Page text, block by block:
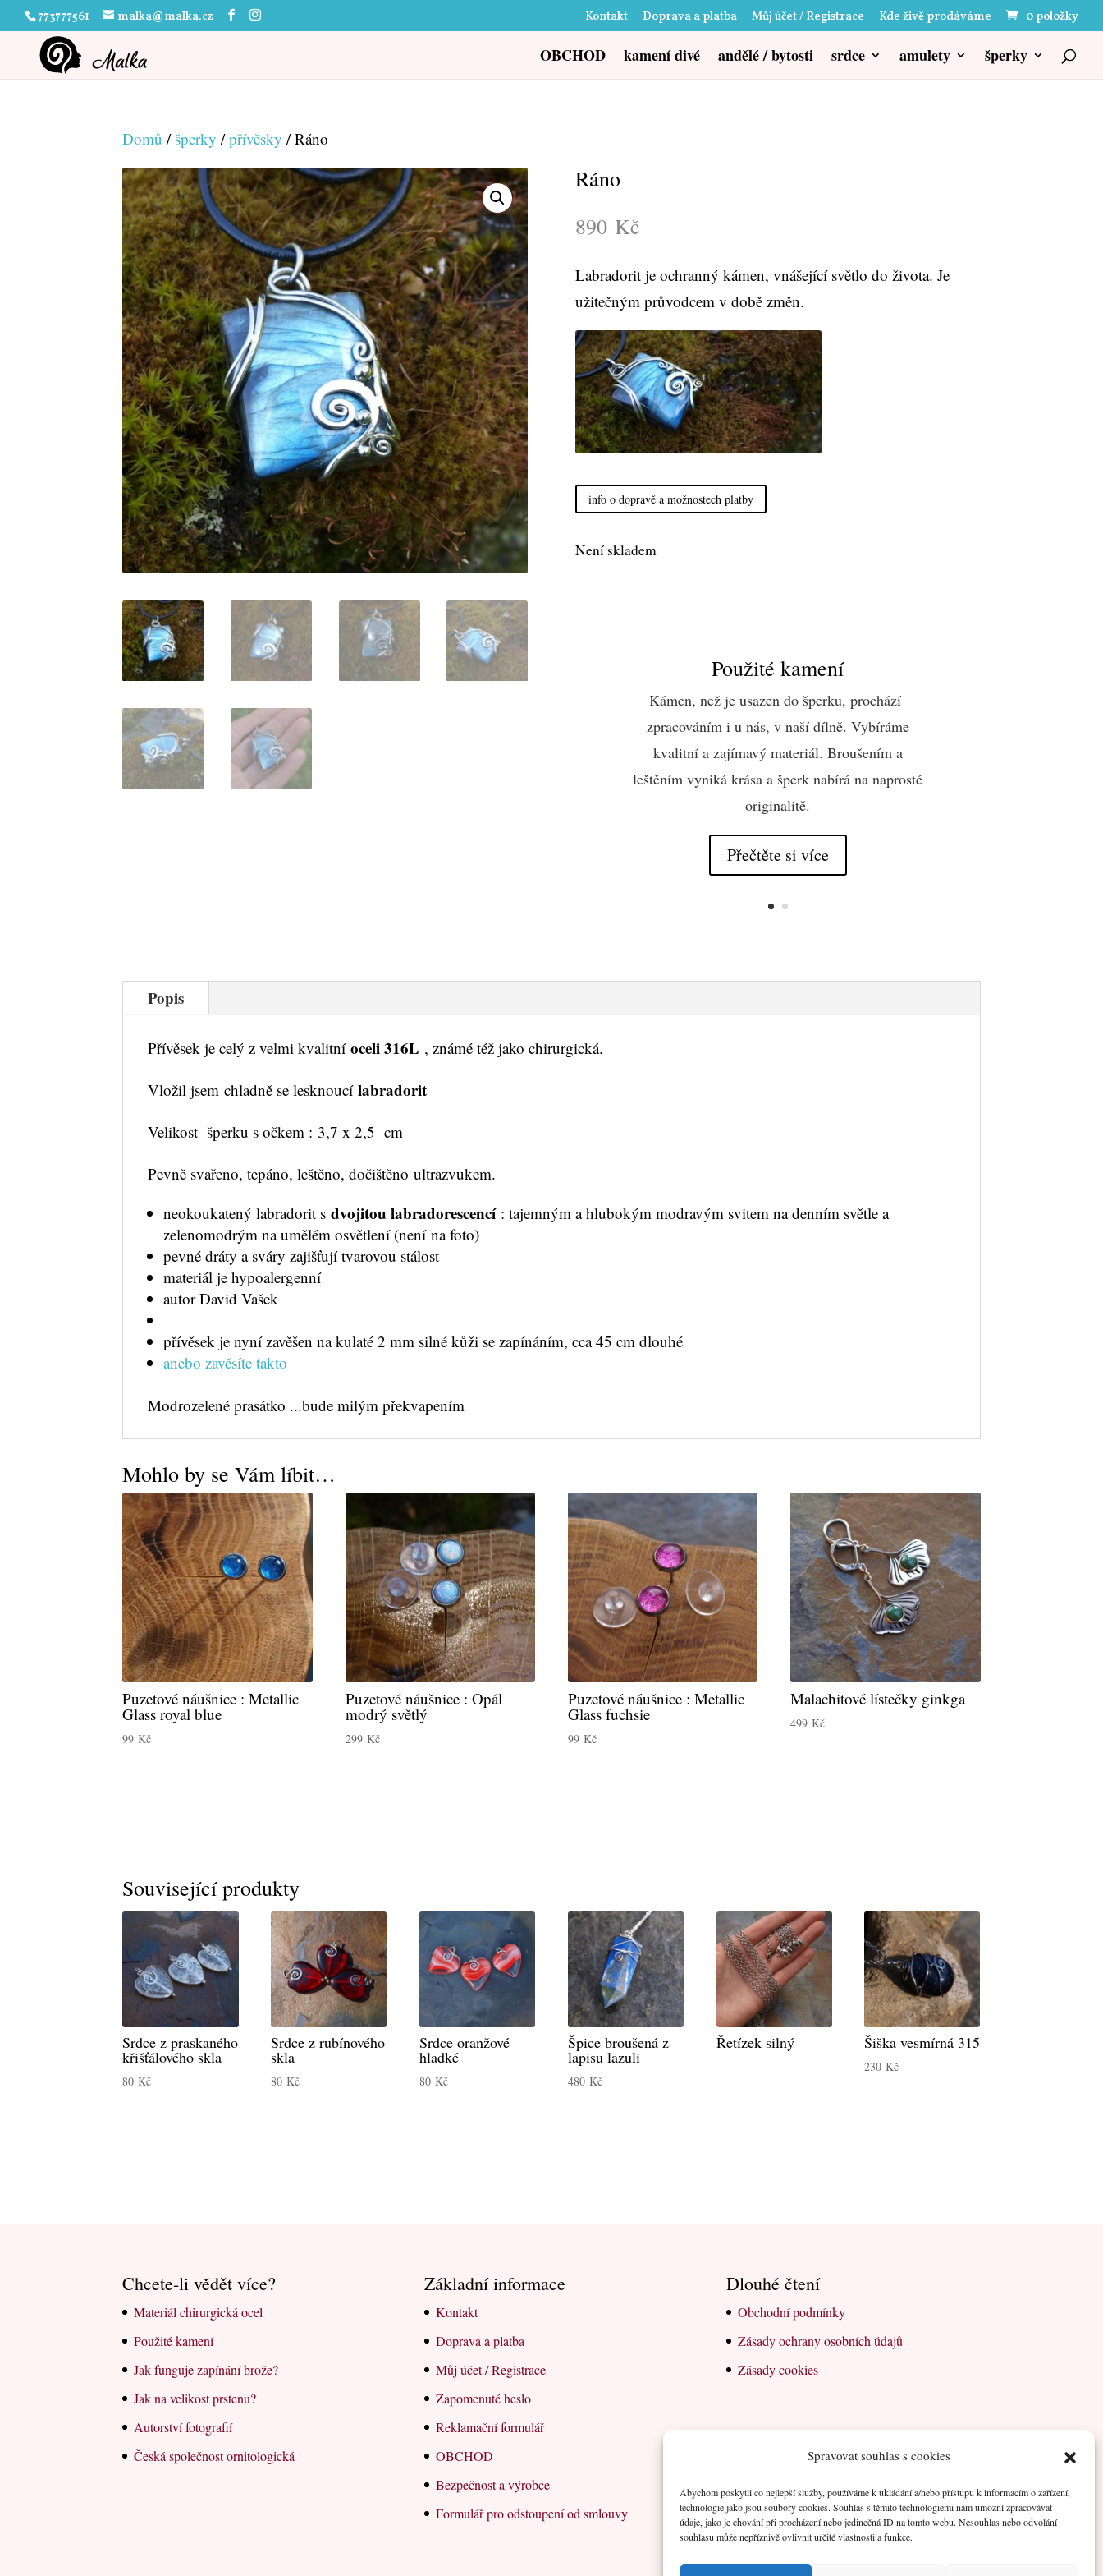
Spravovat souhlas s cookies
Abychom poskytli co nejlepší služby, používáme k ukládání a/nebo přístupu k informacím o zařízení,
technologie jako jsou soubory cookies. Souhlas s těmito technologiemi nám umožní zpracovávat
údaje, jako je chování při procházení nebo jedinečná ID na tomto webu. Nesouhlas nebo odvolání
souhlasu může nepříznivě ovlivnit určité vlastnosti a funkce.
773777561 malka@malka.cz Kontakt Doprava a platba Můj účet / Registrace Kde živě prodáváme 0 položky
OBCHOD kamení divé andělé / bytosti srdce amulety šperky
Domů / šperky /přívěsky / Ráno
Ráno
890 Kč
Labradorit je ochranný kámen, vnášející světlo do života. Je
užitečným průvodcem v době změn.
info o dopravě a možnostech platby
Není skladem
Použité kamení
Kámen, než je usazen do šperku, prochází
zpracováním i u nás, v naší dílně. Vybíráme
kvalitní a zajímavý materiál. Broušením a
leštěním vyniká krása a šperk nabírá na naprosté
originalitě.
Přečtěte si více
Popis
Přívěsek je celý z velmi kvalitníoceli 316L , známé též jako chirurgická.
Vložil jsem chladně se lesknoucílabradorit
Velikost šperku s očkem : 3,7 x 2,5 cm
Pevně svařeno, tepáno, leštěno, dočištěno ultrazvukem.
neokoukatený labradorit sdvojitou labradorescencí: tajemným a hlubokým modravým svitem na denním světle a
zelenomodrým na umělém osvětlení (není na foto)
pevné dráty a sváry zajišťují tvarovou stálost
materiál je hypoalergenní
autor David Vašek
přívěsek je nyní zavěšen na kulaté 2 mm silné kůži se zapínáním, cca 45 cm dlouhé
anebo zavěsíte takto
Modrozelené prasátko ...bude milým překvapením
Mohlo by se Vám líbit…
Puzetové náušnice : Metallic
Glass royal blue
99Kč
Puzetové náušnice : Opál
modrý světlý
299 Kč
Puzetové náušnice : Metallic
Glass fuchsie
99 Kč
Malachitové lístečky ginkga
499Kč
Související produkty
Srdce z praskaného
křišťálového skla
80Kč
Srdce z rubínového
skla
80Kč
Srdce oranžové
hladké
80 Kč
Špice broušená z
lapisu lazuli
480 Kč
Řetízek silný Šiška vesmírná 315
230Kč
Chcete-li vědět více?
Materiál chirurgická ocel
Použité kamení
Jak funguje zapínání brože?
Jak na velikost prstenu?
Autorství fotografií
Česká společnost ornitologická
Základní informace
Kontakt
Doprava a platba
Můj účet / Registrace
Zapomenuté heslo
Reklamační formulář
OBCHOD
Bezpečnost a výrobce
Formulář pro odstoupení od smlouvy
Dlouhé čtení
Obchodní podmínky
Zásady ochrany osobních údajů
Zásady cookies